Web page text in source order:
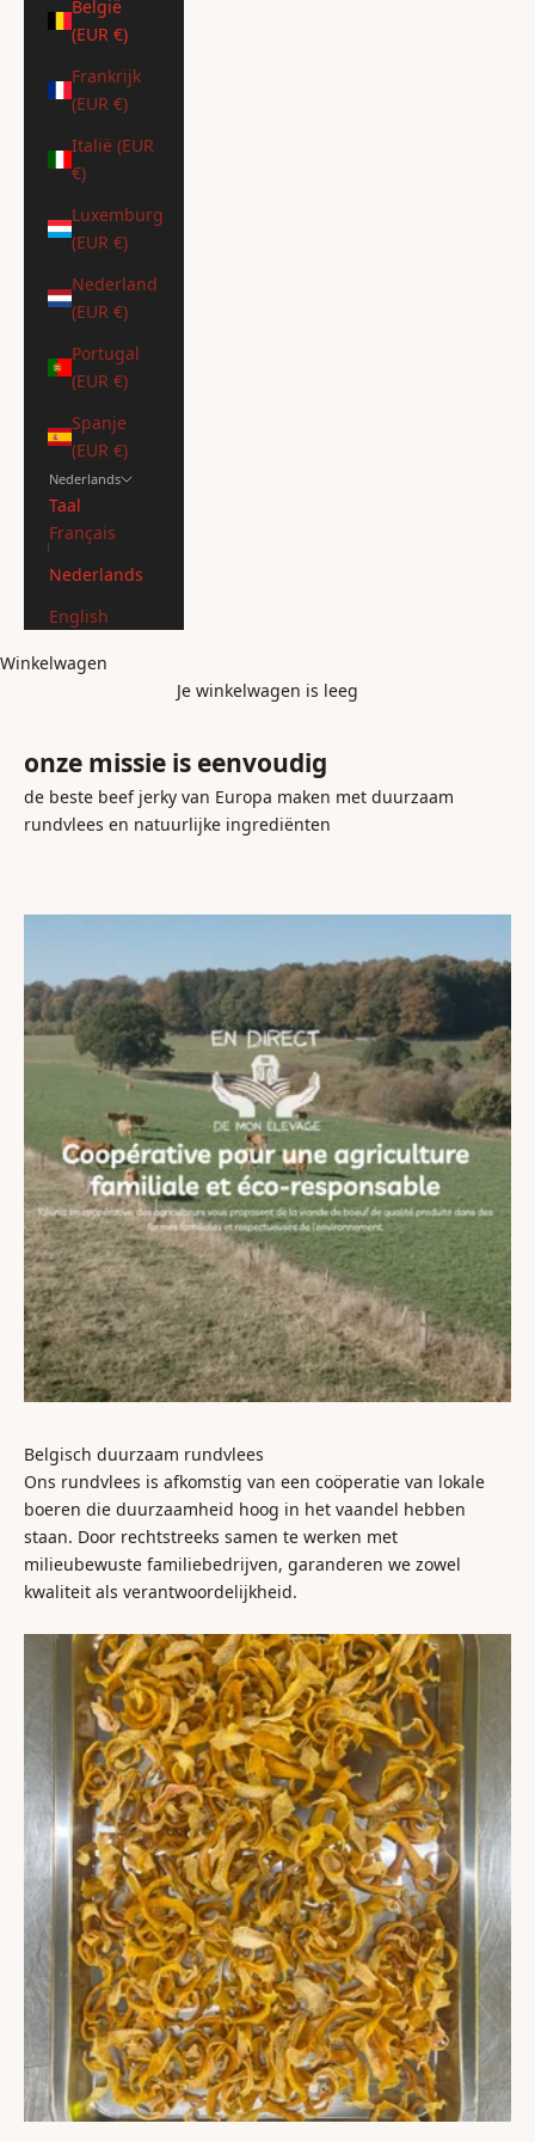
België
(EUR €)
Frankrijk
(EUR €)
Italië (EUR
€)
Luxemburg
(EUR €)
Nederland
(EUR €)
Portugal
(EUR €)
Spanje
(EUR €)
Nederlands
Taal
Français
Nederlands
English
Winkelwagen
Je winkelwagen is leeg
onze missie is eenvoudig
de beste beef jerky van Europa maken met duurzaam
rundvlees en natuurlijke ingrediënten
Belgisch duurzaam rundvlees
Ons rundvlees is afkomstig van een coöperatie van lokale
boeren die duurzaamheid hoog in het vaandel hebben
staan. Door rechtstreeks samen te werken met
milieubewuste familiebedrijven, garanderen we zowel
kwaliteit als verantwoordelijkheid.